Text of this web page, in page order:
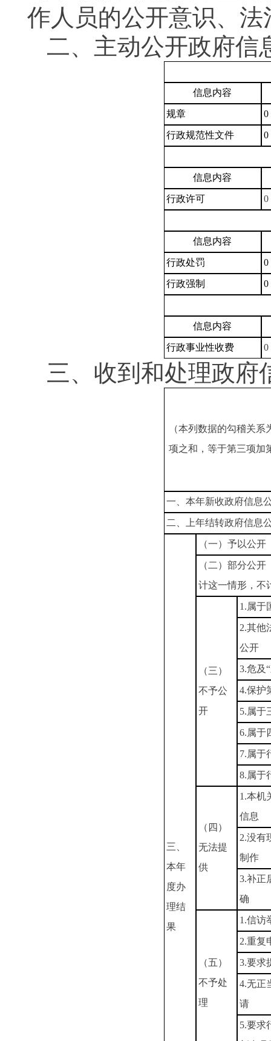
作人员的公开意识、
二、主动公开政府信
信息内容
规章 0
行政规范性文件 0
信息内容
行政许可 0
信息内容
行政处罚 0
行政强制 0
信息内容
行政事业性收费 0
三、收到和处理政府
（本列数据的勾稽关系
项之和，等于第三项加
一、本年新收政府信息
二、上年结转政府信息
三、
本年
度办
理结
果
（一）予以公开
（二）部分公
计这一情形，不
（三）
不予公
开
1.属于
2.其他
公开
3.危及
4.保护
5.属于
6.属于
7.属于
8.属于
（四）
无法提
供
1.本机
信息
2.没有
制作
3.补正
确
（五）
不予处
理
1.信访
2.重复
3.要求
4.无正
请
5.要求